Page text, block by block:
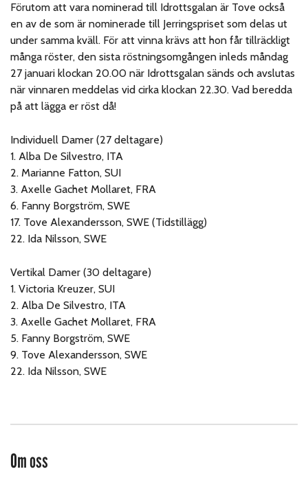
Förutom att vara nominerad till Idrottsgalan är Tove också
en av de som är nominerade till Jerringspriset som delas ut
under samma kväll. För att vinna krävs att hon får tillräckligt
många röster, den sista röstningsomgången inleds måndag
27 januari klockan 20.00 när Idrottsgalan sänds och avslutas
när vinnaren meddelas vid cirka klockan 22.30. Vad beredda
på att lägga er röst då!
Individuell Damer (27 deltagare)
1. Alba De Silvestro, ITA
2. Marianne Fatton, SUI
3. Axelle Gachet Mollaret, FRA
6. Fanny Borgström, SWE
17. Tove Alexandersson, SWE (Tidstillägg)
22. Ida Nilsson, SWE
Vertikal Damer (30 deltagare)
1. Victoria Kreuzer, SUI
2. Alba De Silvestro, ITA
3. Axelle Gachet Mollaret, FRA
5. Fanny Borgström, SWE
9. Tove Alexandersson, SWE
22. Ida Nilsson, SWE
Om oss